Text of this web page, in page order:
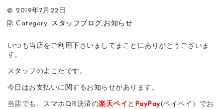
2019年7月22日
Category: スタッフブログ,お知らせ
いつも当店をご利用下さいましてまことにありがとうございま
す。
スタッフのよこたです。
今日はお支払いに関するお知らせがあります。
当店でも、スマホQR決済の楽天ペイ と PayPay(ペイペイ）でお